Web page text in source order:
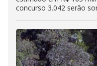
concurso 3.042 serão